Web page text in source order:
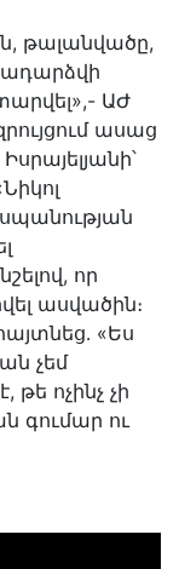
թալանվածը,
ԱԺ
ասաց
սպանության
որ
ասվածին։
«Ես
չեմ
թե ոչինչ չի
գումար ու